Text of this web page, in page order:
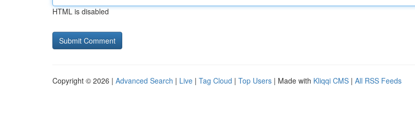
HTML is disabled
Copyright © 2026 | Advanced Search | Live | Tag Cloud | Top Users | Made with Kliqqi CMS | All RSS Feeds